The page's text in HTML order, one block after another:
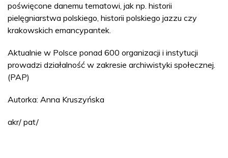
poświęcone danemu tematowi, jak np. historii
pielęgniarstwa polskiego, historii polskiego jazzu czy
krakowskich emancypantek.
Aktualnie w Polsce ponad 600 organizacji i instytucji
prowadzi działalność w zakresie archiwistyki społecznej.
(PAP)
Autorka: Anna Kruszyńska
akr/ pat/